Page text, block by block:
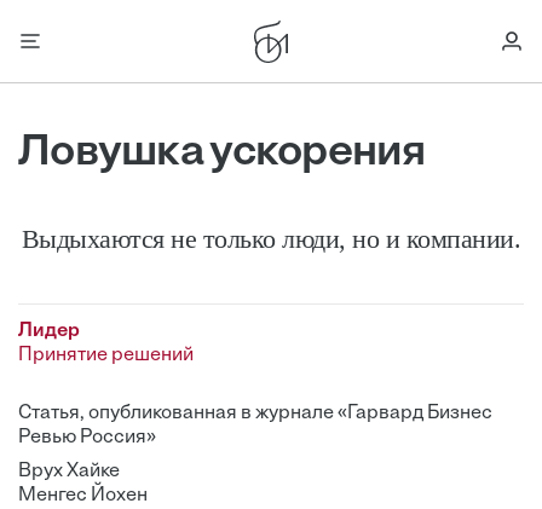
Ловушка ускорения
Выдыхаются не только люди, но и компании.
Лидер
Принятие решений
Статья, опубликованная в журнале «Гарвард Бизнес
Ревью Россия»
Врух Хайке
Менгес Йохен